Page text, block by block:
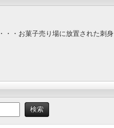
・・お菓子売り場に放置された刺身